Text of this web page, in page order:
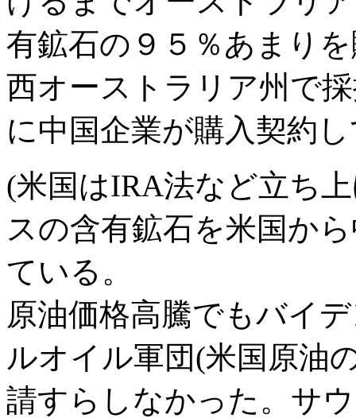
有鉱石の９５％あまり
西オーストラリア州で
に中国企業が購入契約
(米国はIRA法など立ち
スの含有鉱石を米国か
ている。
原油価格高騰でもバイ
ルオイル軍団(米国原油
請すらしなかった。サ